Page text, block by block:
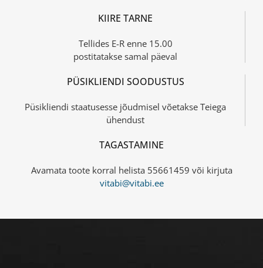
KIIRE TARNE
Tellides E-R enne 15.00
postitatakse samal päeval
PÜSIKLIENDI SOODUSTUS
Püsikliendi staatusesse jõudmisel võetakse Teiega
ühendust
TAGASTAMINE
Avamata toote korral helista 55661459 või kirjuta
vitabi@vitabi.ee